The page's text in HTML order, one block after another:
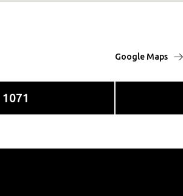
Google Maps
1071